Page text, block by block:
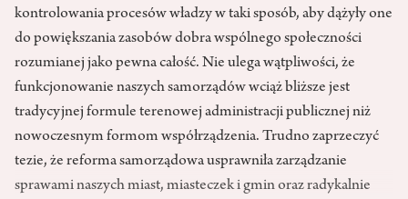
kontrolowania procesów władzy w taki sposób, aby dążyły one
do powiększania zasobów dobra wspólnego społeczności
rozumianej jako pewna całość. Nie ulega wątpliwości, że
funkcjonowanie naszych samorządów wciąż bliższe jest
tradycyjnej formule terenowej administracji publicznej niż
nowoczesnym formom współrządzenia. Trudno zaprzeczyć
tezie, że reforma samorządowa usprawniła zarządzanie
sprawami naszych miast, miasteczek i gmin oraz radykalnie